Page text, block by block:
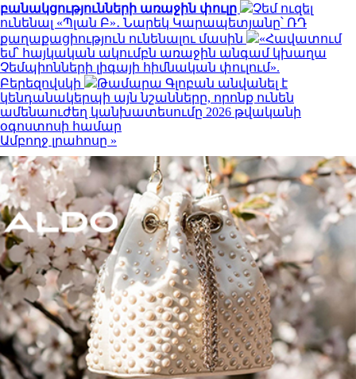
բանակցությունների առաջին փուլը
Չեմ ուզել
ունենալ «Պլան Բ»․ Նարեկ Կարապետյանը՝ ՌԴ
քաղաքացիություն ունենալու մասին
«Հավատում
եմ՝ հայկական ակումբն առաջին անգամ կխաղա
Չեմպիոնների լիգայի հիմնական փուլում».
Բերեզովսկի
Թամարա Գլոբան անվանել է
կենդանակերպի այն նշանները, որոնք ունեն
ամենաուժեղ կանխատեսումը 2026 թվականի
օգոստոսի համար
Ամբողջ լրահոսը »